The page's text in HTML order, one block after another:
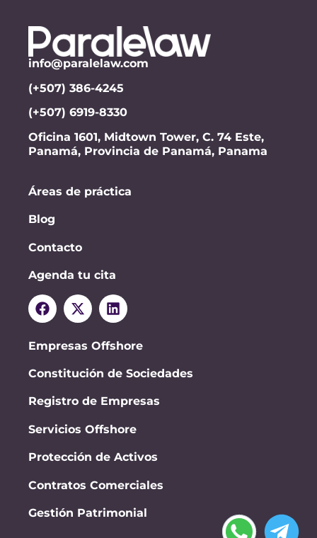
info@paralelaw.com
(+507) 386-4245
(+507) 6919-8330
Oficina 1601, Midtown Tower, C. 74 Este,
Panamá, Provincia de Panamá, Panama
Áreas de práctica
Blog
Contacto
Agenda tu cita
Empresas Offshore
Constitución de Sociedades
Registro de Empresas
Servicios Offshore
Protección de Activos
Contratos Comerciales
Gestión Patrimonial